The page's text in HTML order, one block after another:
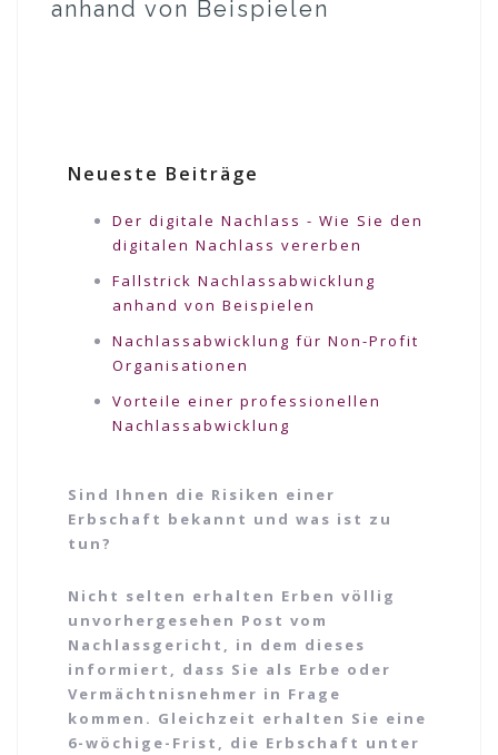
anhand von Beispielen
Neueste Beiträge
Der digitale Nachlass - Wie Sie den
digitalen Nachlass vererben
Fallstrick Nachlassabwicklung
anhand von Beispielen
Nachlassabwicklung für Non-Profit
Organisationen
Vorteile einer professionellen
Nachlassabwicklung
Sind Ihnen die Risiken einer
Erbschaft bekannt und was ist zu
tun?
Nicht selten erhalten Erben völlig
unvorhergesehen Post vom
Nachlassgericht, in dem dieses
informiert, dass Sie als Erbe oder
Vermächtnisnehmer in Frage
kommen. Gleichzeit erhalten Sie eine
6-wöchige-Frist, die Erbschaft unter